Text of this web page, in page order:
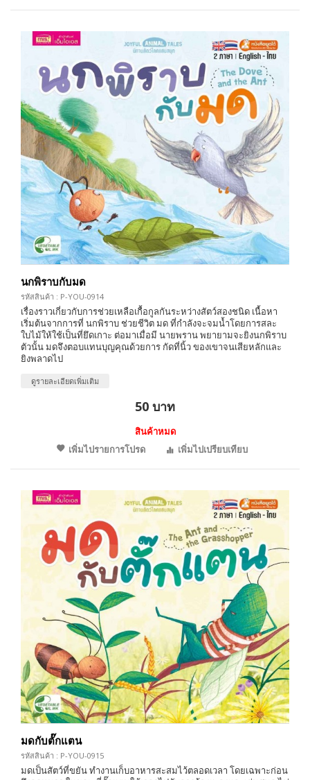
นกพิราบกับมด
รหัสสินค้า : P-YOU-0914
เรื่องราวเกี่ยวกับการช่วยเหลือเกื้อกูลกันระหว่างสัตว์สองชนิด เนื้อหา
เริ่มต้นจากการที่ นกพิราบ ช่วยชีวิต มด ที่กำลังจะจมน้ำโดยการสละ
ใบไม้ให้ใช้เป็นที่ยึดเกาะ ต่อมาเมื่อมี นายพราน พยายามจะยิงนกพิราบ
ตัวนั้น มดจึงตอบแทนบุญคุณด้วยการ กัดที่นิ้ว ของเขาจนเสียหลักและ
ยิงพลาดไป
ดูรายละเอียดเพิ่มเติม
50 บาท
สินค้าหมด
เพิ่มไปรายการโปรด
เพิ่มไปเปรียบเทียบ
มดกับตั๊กแตน
รหัสสินค้า : P-YOU-0915
มดเป็นสัตว์ที่ขยัน ทำงานเก็บอาหารสะสมไว้ตลอดเวลา โดยเฉพาะก่อน